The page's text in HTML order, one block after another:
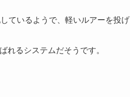
ているようで、軽いルアーを投
れるシステムだそうです。